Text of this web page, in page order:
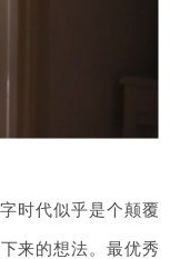
时代似乎是个颠覆
来的想法。最优秀